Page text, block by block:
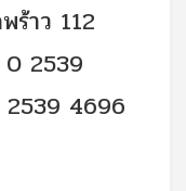
ร้าว 112
0 2539
4696